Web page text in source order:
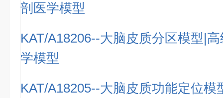
剖医学模型
KAT/A18206--大脑皮质分区模型|
学模型
KAT/A18205--大脑皮质功能定位模